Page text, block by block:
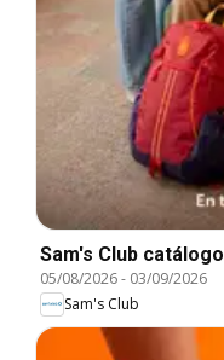
Sam's Club catálogo
05/08/2026- 03/09/2026
Sam's Club